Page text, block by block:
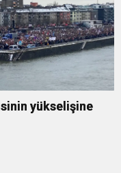
yükselişine